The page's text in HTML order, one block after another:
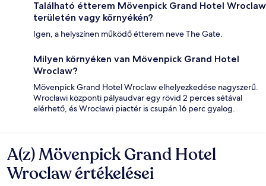
Található étterem Mövenpick Grand Hotel Wroclaw
területén vagy környékén?
Igen, a helyszínen működő étterem neve The Gate.
Milyen környéken van Mövenpick Grand Hotel
Wroclaw?
Mövenpick Grand Hotel Wroclaw elhelyezkedése nagyszerű.
Wrocławi központi pályaudvar egy rövid 2 perces sétával
elérhető, és Wrocławi piactér is csupán 16 perc gyalog.
Értékelések
A(z) Mövenpick Grand Hotel
Wroclaw értékelései